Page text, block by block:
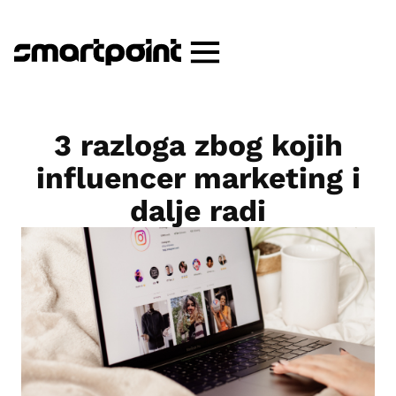
3 razloga zbog kojih
influencer marketing i
dalje radi